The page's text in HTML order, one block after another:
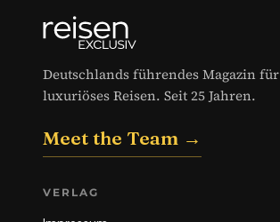
Deutschlands führendes Magazin für
luxuriöses Reisen. Seit 25 Jahren.
Meet the Team →
VERLAG